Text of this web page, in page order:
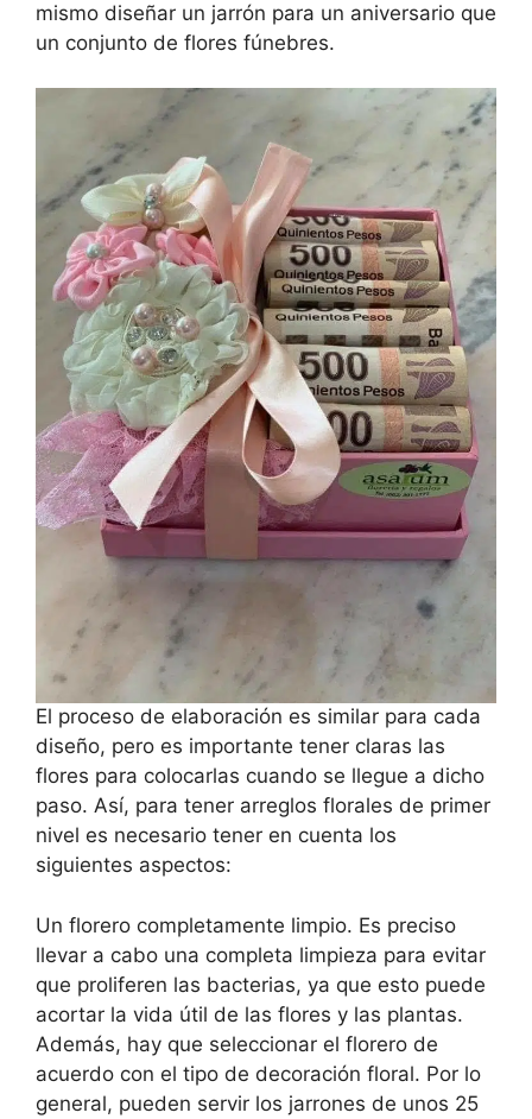
mismo diseñar un jarrón para un aniversario que
un conjunto de flores fúnebres.
El proceso de elaboración es similar para cada
diseño, pero es importante tener claras las
flores para colocarlas cuando se llegue a dicho
paso. Así, para tener arreglos florales de primer
nivel es necesario tener en cuenta los
siguientes aspectos:
Un florero completamente limpio. Es preciso
llevar a cabo una completa limpieza para evitar
que proliferen las bacterias, ya que esto puede
acortar la vida útil de las flores y las plantas.
Además, hay que seleccionar el florero de
acuerdo con el tipo de decoración floral. Por lo
general, pueden servir los jarrones de unos 25